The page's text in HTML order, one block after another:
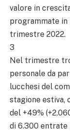
valore in
programmate
trimestre 2022.
3
Nel trimestre
personale da
lucchesi del
stagione estiva,
del +49%
di 6.300 entrate